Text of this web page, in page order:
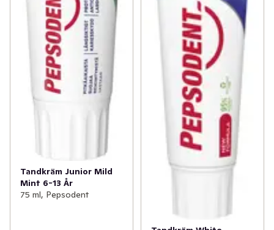
Tandkräm Junior Mild
Mint 6-13 År
75 ml, Pepsodent